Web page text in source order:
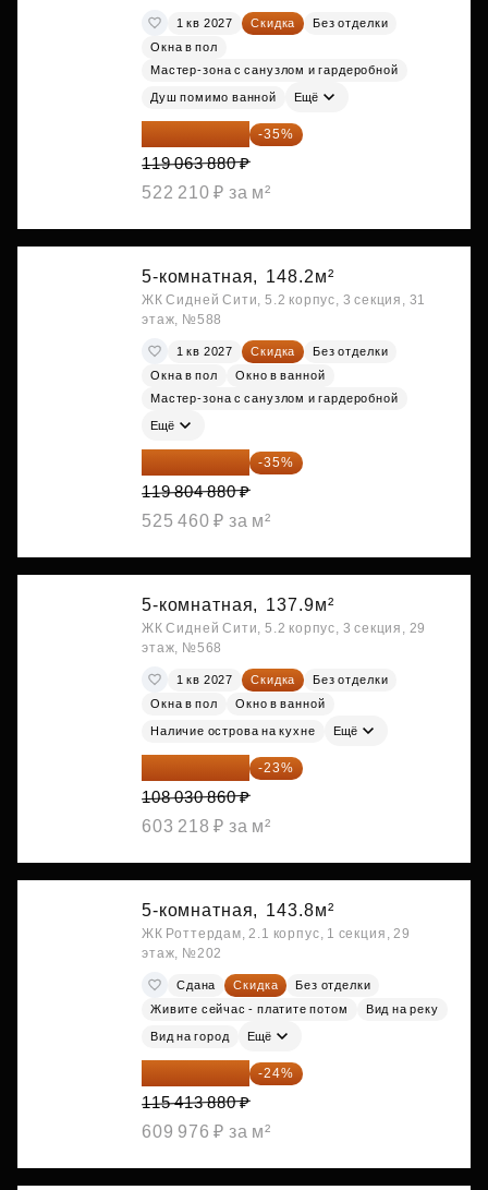
1 кв 2027 Скидка
Без отделки
Окна в пол
Мастер-зона с санузлом и гардеробной
Душ помимо ванной Ещё
77 391 522 ₽ -35%
119 063 880 ₽
522 210 ₽ за м²
5-комнатная, 148.2м²
ЖК Сидней Сити, 5.2 корпус, 3 секция, 31
этаж, №588
1 кв 2027 Скидка
Без отделки
Окна в пол
Окно в ванной
Мастер-зона с санузлом и гардеробной
Ещё
77 873 172 ₽ -35%
119 804 880 ₽
525 460 ₽ за м²
5-комнатная, 137.9м²
ЖК Сидней Сити, 5.2 корпус, 3 секция, 29
этаж, №568
1 кв 2027 Скидка
Без отделки
Окна в пол
Окно в ванной
Наличие острова на кухне Ещё
83 183 762 ₽ -23%
108 030 860 ₽
603 218 ₽ за м²
5-комнатная, 143.8м²
ЖК Роттердам, 2.1 корпус, 1 секция, 29
этаж, №202
Сдана Скидка
Без отделки
Живите сейчас - платите потом
Вид на реку
Вид на город Ещё
87 714 549 ₽ -24%
115 413 880 ₽
609 976 ₽ за м²